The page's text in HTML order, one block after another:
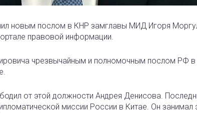
новым послом в КНР замглавы МИД Игоря
правовой информации.
чрезвычайным и полномочным послом РФ в
от этой должности Андрея Денисова.
миссии России в Китае. Он занимал